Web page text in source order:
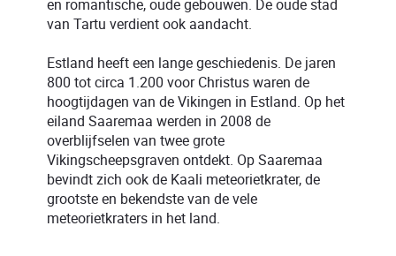
en romantische, oude gebouwen. De oude stad
van Tartu verdient ook aandacht.
Estland heeft een lange geschiedenis. De jaren
800 tot circa 1.200 voor Christus waren de
hoogtijdagen van de Vikingen in Estland. Op het
eiland Saaremaa werden in 2008 de
overblijfselen van twee grote
Vikingscheepsgraven ontdekt. Op Saaremaa
bevindt zich ook de Kaali meteorietkrater, de
grootste en bekendste van de vele
meteorietkraters in het land.